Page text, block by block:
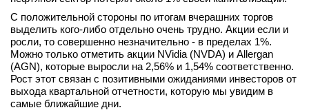
С положительной стороны по итогам вчерашних торгов
выделить кого-либо отдельно очень трудно. Акции если и
росли, то совершенно незначительно - в пределах 1%.
Можно только отметить акции NVidia (NVDA) и Allergan
(AGN), которые выросли на 2,56% и 1,54% соответственно.
Рост этот связан с позитивными ожиданиями инвесторов от
выхода квартальной отчетности, которую мы увидим в
самые ближайшие дни.